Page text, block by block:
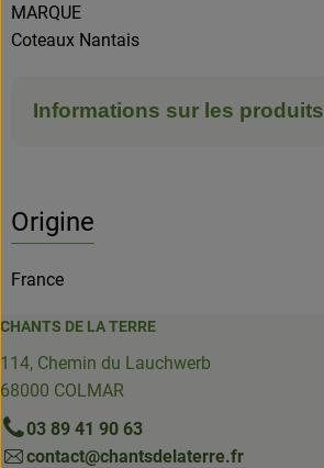
MARQUE
Coteaux Nantais
Informations sur les produits
Origine
France
CHANTS DE LA TERRE
114, Chemin du Lauchwerb
68000 COLMAR
03 89 41 90 63
contact@chantsdelaterre.fr